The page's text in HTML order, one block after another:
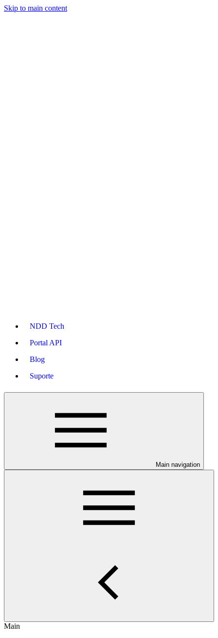
Skip to main content
NDD Tech
Portal API
Blog
Suporte
Main navigation
Main